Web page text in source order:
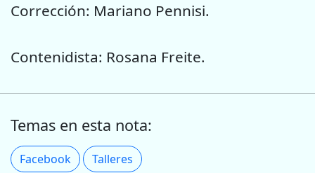
Corrección: Mariano Pennisi.
Contenidista: Rosana Freite.
Temas en esta nota:
Facebook Talleres